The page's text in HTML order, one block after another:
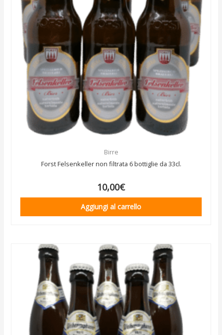
Birre
Forst Felsenkeller non filtrata 6 bottiglie da 33cl.
10,00€
Aggiungi al carrello